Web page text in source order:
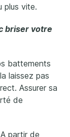
plus vite.
briser votre
battements
laissez pas
Assurer sa
de
A partir de